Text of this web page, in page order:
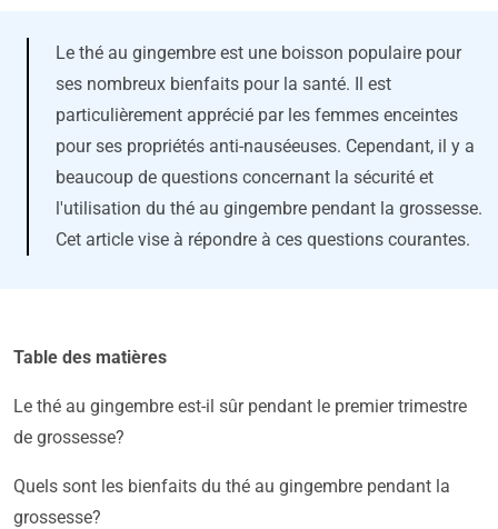
Le thé au gingembre est une boisson populaire pour
ses nombreux bienfaits pour la santé. Il est
particulièrement apprécié par les femmes enceintes
pour ses propriétés anti-nauséeuses. Cependant, il y a
beaucoup de questions concernant la sécurité et
l'utilisation du thé au gingembre pendant la grossesse.
Cet article vise à répondre à ces questions courantes.
Table des matières
Le thé au gingembre est-il sûr pendant le premier trimestre
de grossesse?
Quels sont les bienfaits du thé au gingembre pendant la
grossesse?